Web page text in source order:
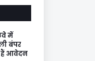
में
बंपर
हैं आवेदन